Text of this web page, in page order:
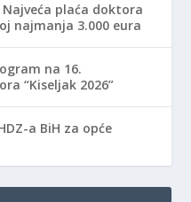
Najveća plaća doktora
najmanja 3.000 eura
na 16.
“Kiseljak 2026”
a BiH za opće